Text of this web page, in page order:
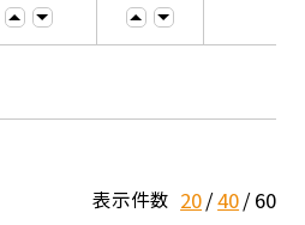
表示件数 20 40 60